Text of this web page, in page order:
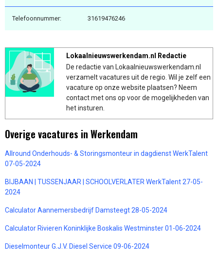
Telefoonnummer: 31619476246
Lokaalnieuwswerkendam.nl Redactie
De redactie van Lokaalnieuwswerkendam.nl
verzamelt vacatures uit de regio. Wil je zelf een
vacature op onze website plaatsen? Neem
contact met ons op voor de mogelijkheden van
het insturen.
Overige vacatures in Werkendam
Allround Onderhouds- & Storingsmonteur in dagdienst WerkTalent
07-05-2024
BIJBAAN | TUSSENJAAR | SCHOOLVERLATER WerkTalent 27-05-
2024
Calculator Aannemersbedrijf Damsteegt 28-05-2024
Calculator Rivieren Koninklijke Boskalis Westminster 01-06-2024
Dieselmonteur G.J.V. Diesel Service 09-06-2024